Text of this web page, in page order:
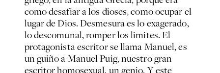
como desafiar a los dioses, como ocupar el
lugar de Dios. Desmesura es lo exagerado,
lo descomunal, romper los limites. El
protagonista escritor se llama Manuel, es
un guiño a Manuel Puig, nuestro gran
escritor homosexual, un genio. Y este